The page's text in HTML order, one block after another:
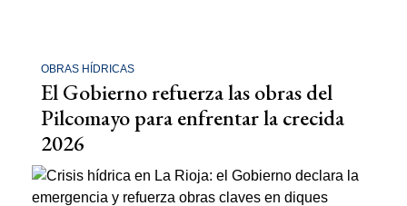
OBRAS HÍDRICAS
El Gobierno refuerza las obras del
Pilcomayo para enfrentar la crecida
2026